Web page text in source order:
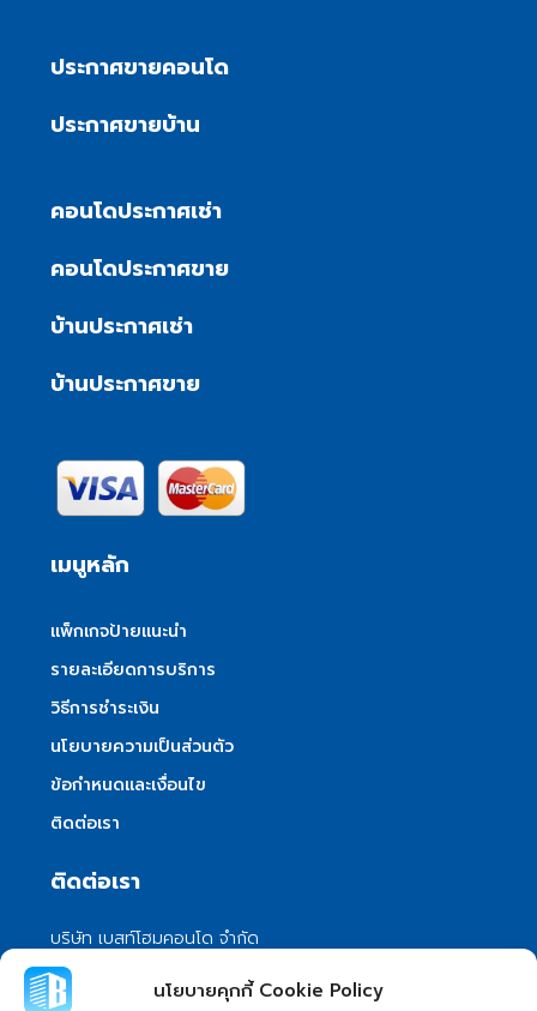
นโยบายคุกกี้ Cookie Policy
ประกาศขายคอนโด
ประกาศขายบ้าน
คอนโดประกาศเช่า
คอนโดประกาศขาย
บ้านประกาศเช่า
บ้านประกาศขาย
เมนูหลัก
แพ็กเกจป้ายแนะนำ
รายละเอียดการบริการ
วิธีการชำระเงิน
นโยบายความเป็นส่วนตัว
ข้อกำหนดและเงื่อนไข
ติดต่อเรา
ติดต่อเรา
บริษัท เบสท์โฮมคอนโด จำกัด
101/399 หมู่ 7 แขวงลําผักชี เขตหนองจอก